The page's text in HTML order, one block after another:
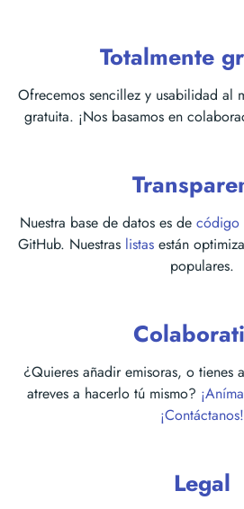
Totalmente
Ofrecemos sencillez y usabilidad al
gratuita. ¡Nos basamos en
Nuestra base de datos es de código
GitHub. Nuestras listas están
populares.
¿Quieres añadir emisoras, o tienes
atreves a hacerlo tú mismo?
¡Contáctanos!
Legal